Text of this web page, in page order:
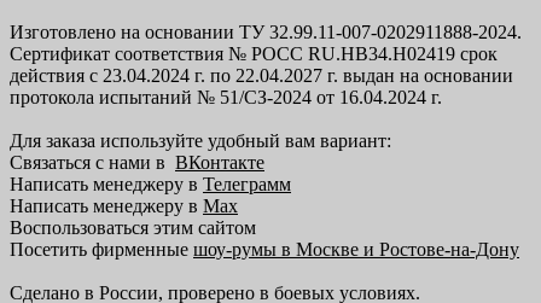
Изготовлено на основании ТУ 32.99.11-007-0202911888-2024.
Сертификат соответствия № РОСС RU.НВ34.Н02419 срок
действия с 23.04.2024 г. по 22.04.2027 г. выдан на основании
протокола испытаний № 51/СЗ-2024 от 16.04.2024 г.
Для заказа используйте удобный вам вариант:
Связаться с нами в ВКонтакте
Написать менеджеру в Телеграмм
Написать менеджеру в Max
Воспользоваться этим сайтом
Посетить фирменные шоу-румы в Москве и Ростове-на-Дону
Сделано в России, проверено в боевых условиях.